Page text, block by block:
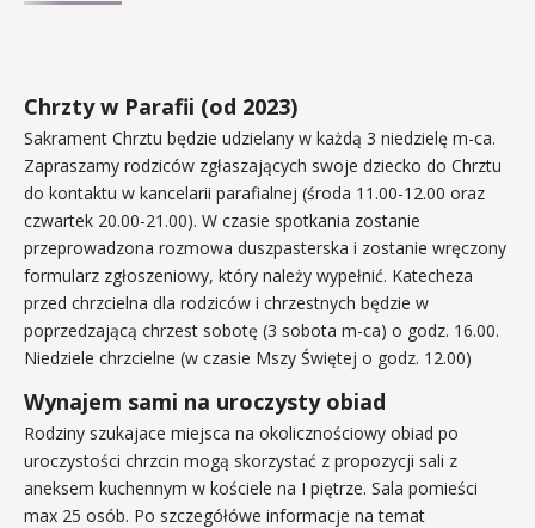
Chrzty w Parafii (od 2023)
Sakrament Chrztu będzie udzielany w każdą 3 niedzielę m-ca.
Zapraszamy rodziców zgłaszających swoje dziecko do Chrztu
do kontaktu w kancelarii parafialnej (środa 11.00-12.00 oraz
czwartek 20.00-21.00). W czasie spotkania zostanie
przeprowadzona rozmowa duszpasterska i zostanie wręczony
formularz zgłoszeniowy, który należy wypełnić. Katecheza
przed chrzcielna dla rodziców i chrzestnych będzie w
poprzedzającą chrzest sobotę (3 sobota m-ca) o godz. 16.00.
Niedziele chrzcielne (w czasie Mszy Świętej o godz. 12.00)
Wynajem sami na uroczysty obiad
Rodziny szukajace miejsca na okolicznościowy obiad po
uroczystości chrzcin mogą skorzystać z propozycji sali z
aneksem kuchennym w kościele na I piętrze. Sala pomieści
max 25 osób. Po szczegółówe informacje na temat